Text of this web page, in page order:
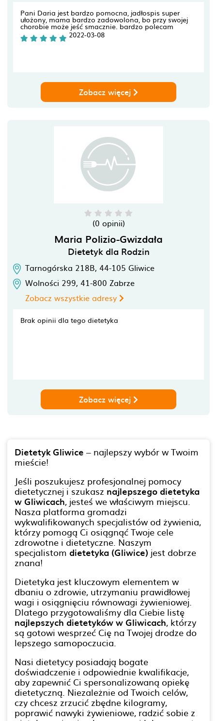
Pani Daria jest bardzo pomocna, jadłospis super
ułożony, mama bardzo zadowolona, bo przy swojej
chorobie może jeść smacznie. bardzo polecam
2022-03-08
Zobacz więcej
(0 opinii)
Maria Polizio-Gwizdała
Dietetyk dla Rodzin
Tarnogórska 218B, 44-105 Gliwice
Wolności 299, 41-800 Zabrze
Zobacz wszystkie adresy
Brak opinii dla tego dietetyka
Zobacz więcej
Dietetyk Gliwice – najlepszy wybór w Twoim
mieście!
Jeśli poszukujesz profesjonalnej pomocy
dietetycznej i szukasz najlepszego dietetyka
w Gliwicach, jesteś we właściwym miejscu.
Nasza platforma gromadzi
wykwalifikowanych specjalistów od żywienia,
którzy pomogą Ci osiągnąć Twoje cele
zdrowotne i dietetyczne. Naszym
specjalistom dietetyka (Gliwice) jest dobrze
znana!
Dietetyka jest kluczowym elementem w
dbaniu o zdrowie, utrzymaniu prawidłowej
wagi i osiągnięciu równowagi żywieniowej.
Dlatego przygotowaliśmy dla Ciebie listę
najlepszych dietetyków w Gliwicach, którzy
są gotowi wesprzeć Cię na Twojej drodze do
lepszego samopoczucia.
Nasi dietetycy posiadają bogate
doświadczenie i odpowiednie kwalifikacje,
aby zapewnić Ci spersonalizowaną opiekę
dietetyczną. Niezależnie od Twoich celów,
czy chcesz zrzucić zbędne kilogramy,
poprawić nawyki żywieniowe, radzić sobie z